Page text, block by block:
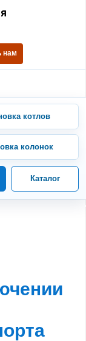
Газовая
нам
котлов
колонок
Каталог